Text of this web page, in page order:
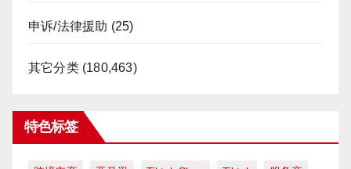
申诉/法律援助 (25)
其它分类(180,463)
特色标签